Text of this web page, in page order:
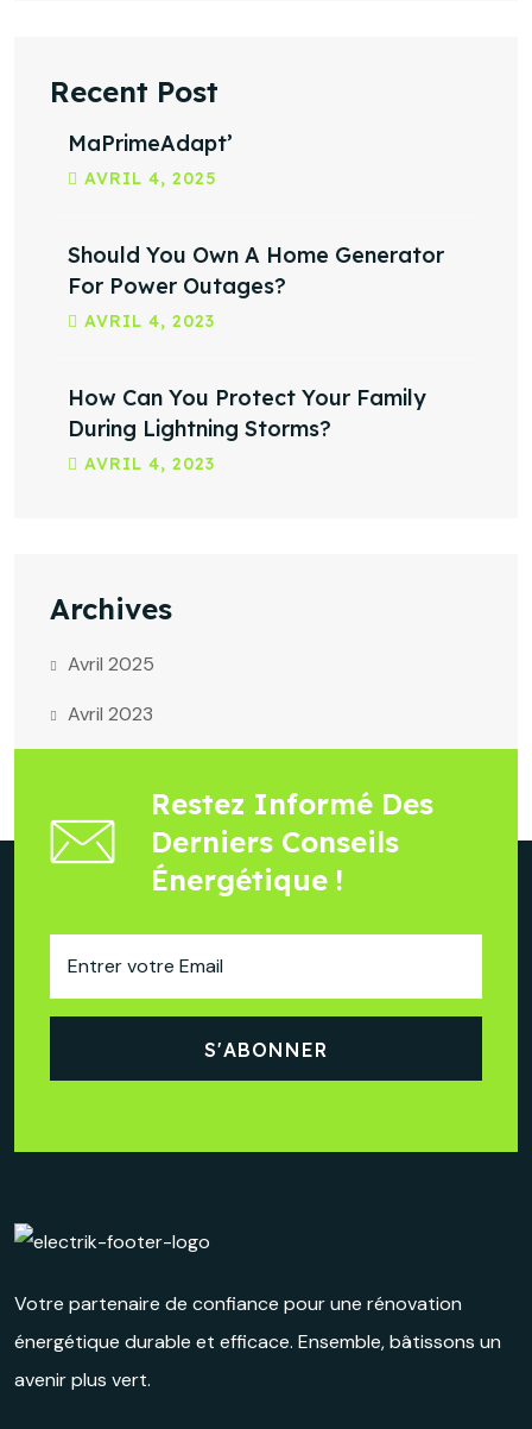
Recent Post
MaPrimeAdapt’
AVRIL 4, 2025
Should You Own A Home Generator
For Power Outages?
AVRIL 4, 2023
How Can You Protect Your Family
During Lightning Storms?
AVRIL 4, 2023
Archives
Avril 2025
Avril 2023
Restez Informé Des
Derniers Conseils
Énergétique !
Votre partenaire de confiance pour une rénovation
énergétique durable et efficace. Ensemble, bâtissons un
avenir plus vert.